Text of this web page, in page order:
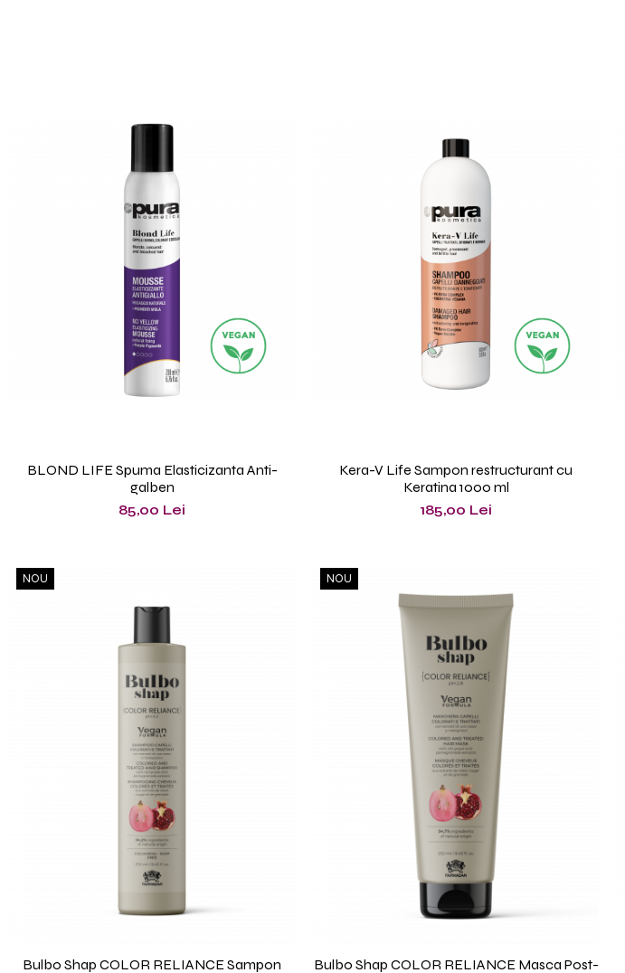
BLOND LIFE Spuma Elasticizanta Anti-
galben
85,00 Lei
Kera-V Life Sampon restructurant cu
Keratina 1000 ml
185,00 Lei
NOU
Bulbo Shap COLOR RELIANCE Sampon
NOU
Bulbo Shap COLOR RELIANCE Masca Post-